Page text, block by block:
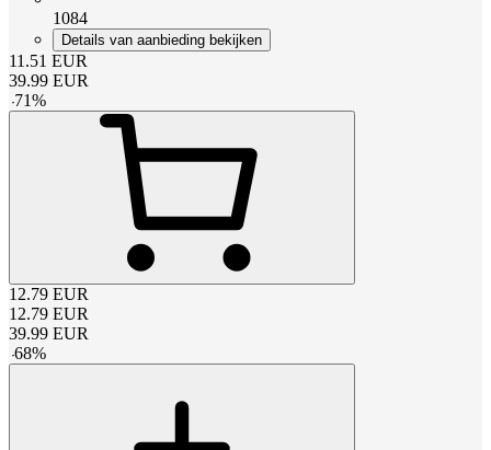
1084
Details van aanbieding bekijken
11.51 EUR
39.99 EUR
-71%
12.79 EUR
12.79 EUR
39.99 EUR
-68%